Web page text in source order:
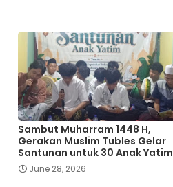
Sambut Muharram 1448 H,
Gerakan Muslim Tubles Gelar
Santunan untuk 30 Anak Yatim
June 28, 2026